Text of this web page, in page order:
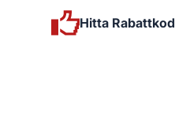
Hitta Rabattkod